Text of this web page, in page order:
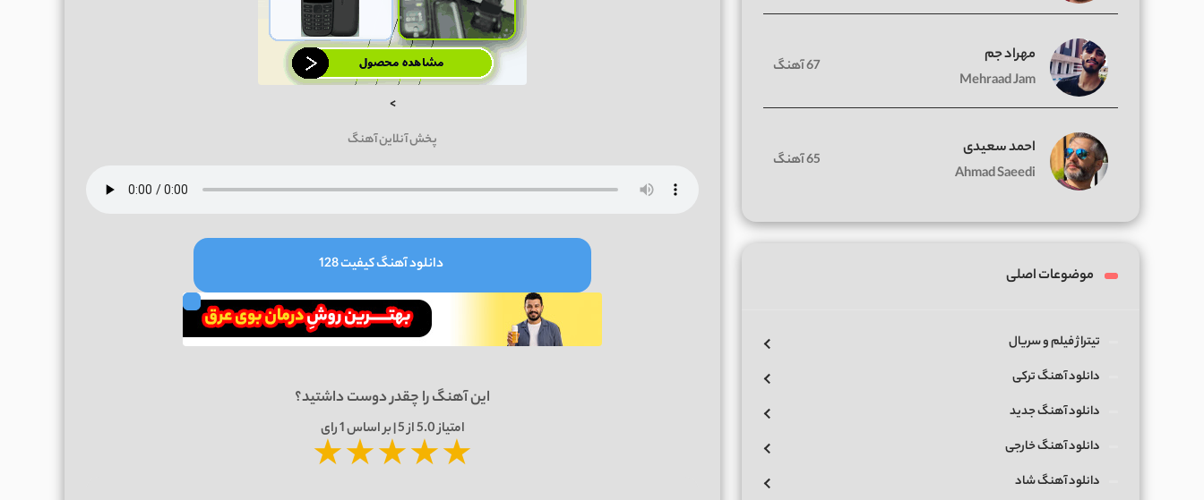
>
پخش آنلاین آهنگ
دانلود آهنگ کیفیت 128
این آهنگ را چقدر دوست داشتید؟
امتیاز5.0از 5 | بر اساس 1رای
★★★★★
مهراد جم
Mehraad Jam
67 آهنگ
احمد سعیدی
Ahmad Saeedi
65 آهنگ
موضوعات اصلی
تیتراژ فیلم و سریال
دانلود آهنگ ترکی
دانلود آهنگ جدید
دانلود آهنگ خارجی
دانلود آهنگ شاد